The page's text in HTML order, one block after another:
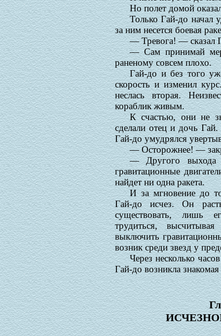
Но полет домой
Только Гай-до начал
за ним несется боевая
— Тревога! — сказал
— Сам принимай
раненому совсем плохо.
Гай-до и без того
скорость и изменил
неслась вторая.
кораблик живым.
К счастью, они не
сделали отец и дочь
Гай-до умудрялся
— Осторожнее! —
— Другого выхода
гравитационные
найдет ни одна ракета.
И за мгновение до
Гай-до исчез. Он
существовать, лишь
трудиться,
выключить
возник среди звезд у
Через несколько
Гай-до возникла знакомая